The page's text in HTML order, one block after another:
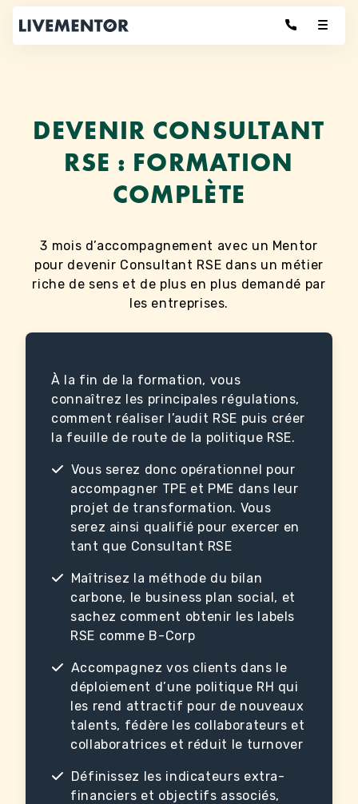
Aller
contenu
DEVENIR CONSULTANT
RSE : FORMATION
COMPLÈTE
3 mois d’accompagnement avec un Mentor
pour devenir Consultant RSE dans un métier
riche de sens et de plus en plus demandé par
les entreprises.
À la fin de la formation, vous
connaîtrez les principales régulations,
comment réaliser l’audit RSE puis créer
la feuille de route de la politique RSE.
Vous serez donc opérationnel pour
accompagner TPE et PME dans leur
projet de transformation. Vous
serez ainsi qualifié pour exercer en
tant que Consultant RSE
Maîtrisez la méthode du bilan
carbone, le business plan social, et
sachez comment obtenir les labels
RSE comme B-Corp
Accompagnez vos clients dans le
déploiement d’une politique RH qui
les rend attractif pour de nouveaux
talents, fédère les collaborateurs et
collaboratrices et réduit le turnover
Définissez les indicateurs extra-
financiers et objectifs associés,